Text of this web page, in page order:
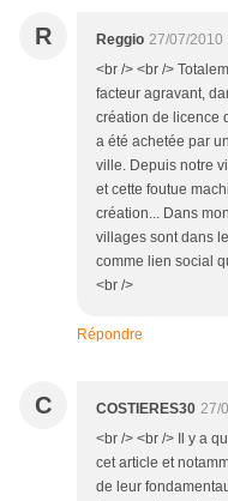
R Reggio 27/07/2010
<br /> <br />
facteur agravant,
création de licence
a été achetée par
ville. Depuis notre
et cette foutue
création... Dans
villages sont dans
comme lien social
<br />
Répondre
C COSTIERES30 27/
<br /> <br /> Il y a
cet article et
de leur